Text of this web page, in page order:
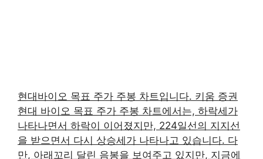
현대바이오 목표 주가 주봉 차트입니다. 키움 증권
현대 바이오 목표 주가 주봉 차트에서는, 하락세가
나타나면서 하락이 이어졌지만, 224일선의 지지선
을 받으면서 다시 상승세가 나타나고 있습니다. 다
만, 아래꼬리 달린 음봉을 보여주고 있지만, 지금에